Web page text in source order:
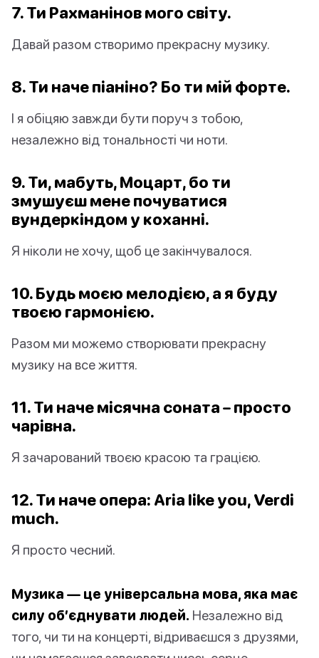
7. Ти Рахманінов мого світу.
Давай разом створимо прекрасну музику.
8. Ти наче піаніно? Бо ти мій форте.
І я обіцяю завжди бути поруч з тобою,
незалежно від тональності чи ноти.
9. Ти, мабуть, Моцарт, бо ти
змушуєш мене почуватися
вундеркіндом у коханні.
Я ніколи не хочу, щоб це закінчувалося.
10. Будь моєю мелодією, а я буду
твоєю гармонією.
Разом ми можемо створювати прекрасну
музику на все життя.
11. Ти наче місячна соната – просто
чарівна.
Я зачарований твоєю красою та грацією.
12. Ти наче опера: Aria like you, Verdi
much.
Я просто чесний.
Музика — це універсальна мова, яка має
силу об’єднувати людей. Незалежно від
того, чи ти на концерті, відриваєшся з друзями,